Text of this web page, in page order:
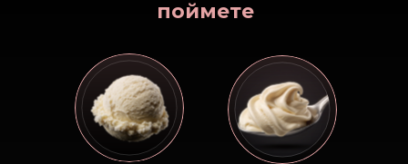
поймете